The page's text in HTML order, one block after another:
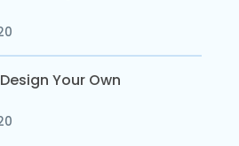
Your Own